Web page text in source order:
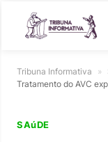
Tribuna Informativa »
Tratamento do AVC
SAúDE